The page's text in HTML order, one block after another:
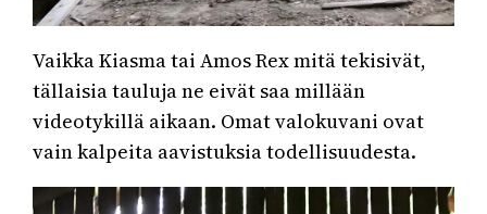
Vaikka Kiasma tai Amos Rex mitä tekisivät,
tällaisia tauluja ne eivät saa millään
videotykillä aikaan. Omat valokuvani ovat
vain kalpeita aavistuksia todellisuudesta.